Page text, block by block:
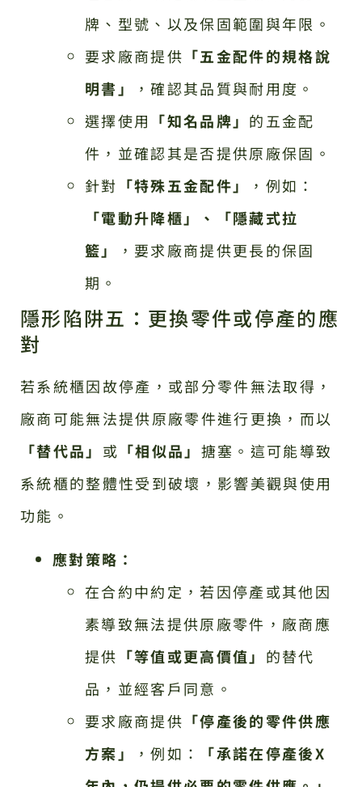
牌、型號、以及保固範圍與年限。
要求廠商提供 「五金配件的規格說
明書」
，確認其品質與耐用度。
選擇使用 「知名品牌」 的五金配
件，並確認其是否提供原廠保固。
針對 「特殊五金配件」
，例如：
「電動升降櫃」、「隱藏式拉
籃」
，要求廠商提供更長的保固
期。
隱形陷阱五：更換零件或停產的應
對
若系統櫃因故停產，或部分零件無法取得，
廠商可能無法提供原廠零件進行更換，而以
「替代品」 或 「相似品」 搪塞。這可能導致
系統櫃的整體性受到破壞，影響美觀與使用
功能。
應對策略：
在合約中約定，若因停產或其他因
素導致無法提供原廠零件，廠商應
提供 「等值或更高價值」 的替代
品，並經客戶同意。
要求廠商提供 「停產後的零件供應
方案」
，例如：
「承諾在停產後X